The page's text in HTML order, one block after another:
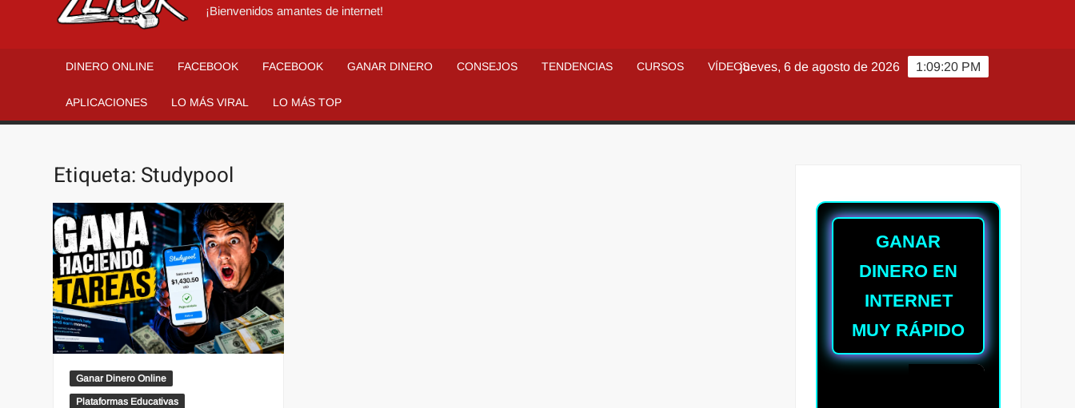
¡Bienvenidos amantes de internet!
DINERO ONLINE FACEBOOK FACEBOOK GANAR DINERO CONSEJOS TENDENCIAS CURSOS VÍDEOS
APLICACIONES LO MÁS VIRAL LO MÁS TOP
1:09:21 PM
jueves, 6 de agosto de 2026
Etiqueta: Studypool
Ganar Dinero Online
Plataformas Educativas
GANAR
DINERO EN
INTERNET
MUY RÁPIDO